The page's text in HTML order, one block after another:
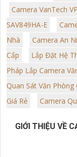
Camera VanTech
SAV849HA-E
Nhà
Camera An
Cấp
Lắp Đặt Hệ
Pháp Lắp Camera
Quan Sát Văn Phòng
Giá Rẻ
Camera
GIỚI THIỆU VỀ